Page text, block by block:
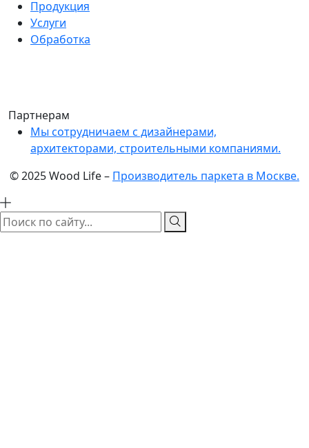
Продукция
Услуги
Обработка
Партнерам
Мы сотрудничаем с дизайнерами,
архитекторами, строительными компаниями.
© 2025 Wood Life – Производитель паркета в Москве.
Поиск по сайту